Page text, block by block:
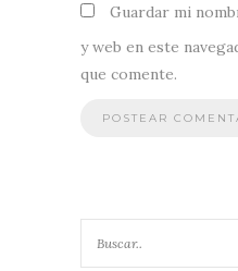
Guardar mi
y web en este
que comente.